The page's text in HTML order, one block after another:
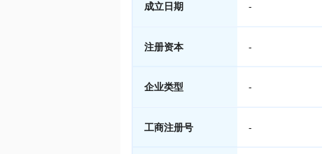
成立日期 -
注册资本 -
企业类型 -
工商注册号 -